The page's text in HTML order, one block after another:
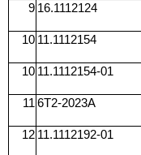
9 16.1112124
10 11.1112154
10 11.1112154-01
11 6T2-2023A
12 11.1112192-01